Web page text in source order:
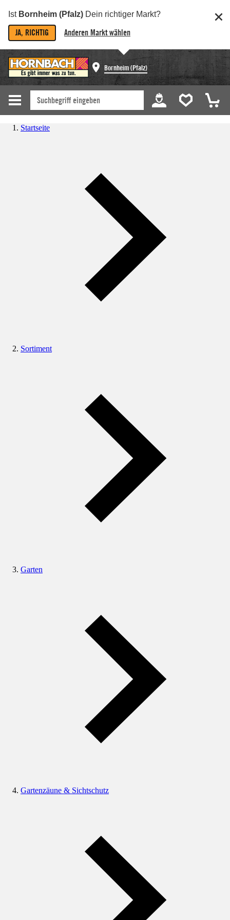
Ist Bornheim (Pfalz) Dein richtiger Markt?
JA, RICHTIG Anderen Markt wählen
Bornheim (Pfalz)
Startseite
Sortiment
Garten
Gartenzäune & Sichtschutz